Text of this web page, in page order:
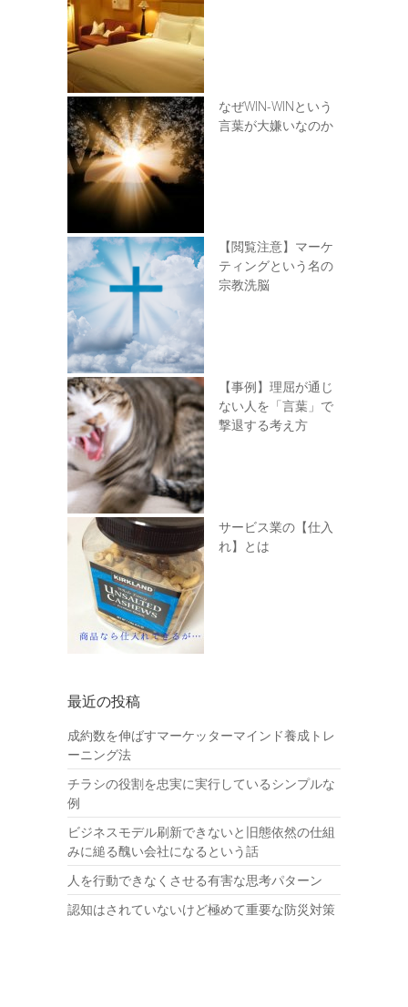
なぜWIN-WINという
言葉が大嫌いなのか
【閲覧注意】マーケ
ティングという名の
宗教洗脳
【事例】理屈が通じ
ない人を「言葉」で
撃退する考え方
サービス業の【仕入
れ】とは
最近の投稿
成約数を伸ばすマーケッターマインド養成トレ
ーニング法
チラシの役割を忠実に実行しているシンプルな
例
ビジネスモデル刷新できないと旧態依然の仕組
みに縋る醜い会社になるという話
人を行動できなくさせる有害な思考パターン
認知はされていないけど極めて重要な防災対策